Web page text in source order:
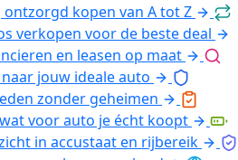
ontzorgd kopen van A tot Z
verkopen voor de beste deal
en leasen op maat
jouw ideale auto
zonder geheimen
voor auto je écht koopt
in accustaat en rijbereik